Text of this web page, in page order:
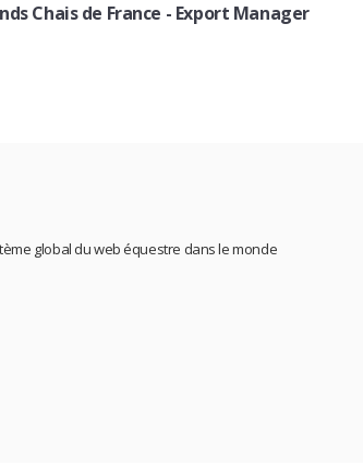
Chais de France - Export Manager
global du web équestre dans le monde